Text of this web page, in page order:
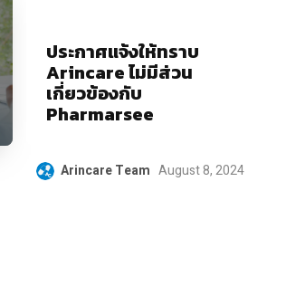
ประกาศแจ้งให้ทราบ
Arincare ไม่มีส่วน
เกี่ยวข้องกับ
Pharmarsee
Arincare Team August 8, 2024